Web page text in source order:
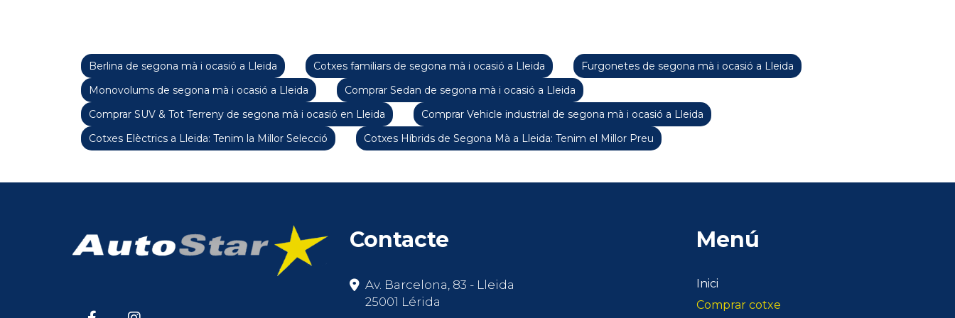
Berlina de segona mà i ocasió a Lleida Cotxes familiars de segona mà i ocasió a Lleida
Furgonetes de segona mà i ocasió a Lleida
Monovolums de segona mà i ocasió a Lleida
Comprar Sedan de segona mà i ocasió a Lleida
Comprar SUV & Tot Terreny de segona mà i ocasió en Lleida
Comprar Vehicle industrial de segona mà i ocasió a Lleida
Cotxes Elèctrics a Lleida: Tenim la Millor Selecció
Cotxes Híbrids de Segona Mà a Lleida: Tenim el Millor Preu
Contacte
Av. Barcelona, 83 - Lleida
25001 Lérida
Menú
Inici
Comprar cotxe